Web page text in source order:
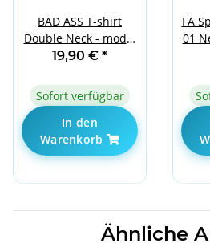
BAD ASS T-shirt
Double Neck - model
01 RED S
19,90 € *
Sofort verfügbar
In den
Warenkorb
FA
01
Ähnliche